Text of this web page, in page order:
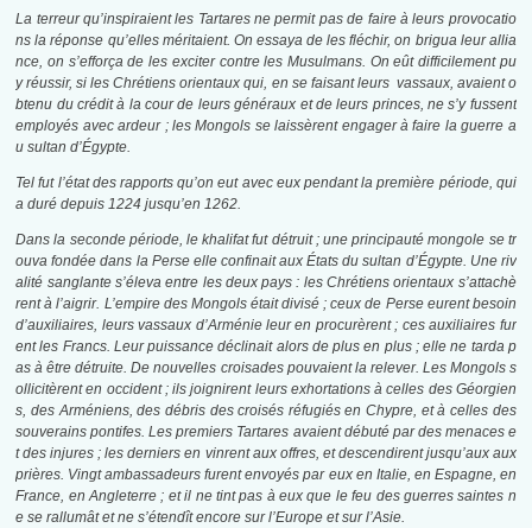
La terreur qu’inspiraient les Tartares ne permit pas de faire à leurs provocatio
ns la réponse qu’elles méritaient. On essaya de les fléchir, on brigua leur allia
nce, on s’efforça de les exciter contre les Musulmans. On eût difficilement pu
y réussir, si les Chrétiens orientaux qui, en se faisant leurs vassaux, avaient o
btenu du crédit à la cour de leurs généraux et de leurs princes, ne s’y fussent
employés avec ardeur ; les Mongols se laissèrent engager à faire la guerre a
u sultan d’Égypte.
Tel fut l’état des rapports qu’on eut avec eux pendant la première période, qui
a duré depuis 1224 jusqu’en 1262.
Dans la seconde période, le khalifat fut détruit ; une principauté mongole se tr
ouva fondée dans la Perse elle confinait aux États du sultan d’Égypte. Une riv
alité sanglante s’éleva entre les deux pays : les Chrétiens orientaux s’attachè
rent à l’aigrir. L’empire des Mongols était divisé ; ceux de Perse eurent besoin
d’auxiliaires, leurs vassaux d’Arménie leur en procurèrent ; ces auxiliaires fur
ent les Francs. Leur puissance déclinait alors de plus en plus ; elle ne tarda p
as à être détruite. De nouvelles croisades pouvaient la relever. Les Mongols s
ollicitèrent en occident ; ils joignirent leurs exhortations à celles des Géorgien
s, des Arméniens, des débris des croisés réfugiés en Chypre, et à celles des
souverains pontifes. Les premiers Tartares avaient débuté par des menaces e
t des injures ; les derniers en vinrent aux offres, et descendirent jusqu’aux aux
prières. Vingt ambassadeurs furent envoyés par eux en Italie, en Espagne, en
France, en Angleterre ; et il ne tint pas à eux que le feu des guerres saintes n
e se rallumât et ne s’étendît encore sur l’Europe et sur l’Asie.